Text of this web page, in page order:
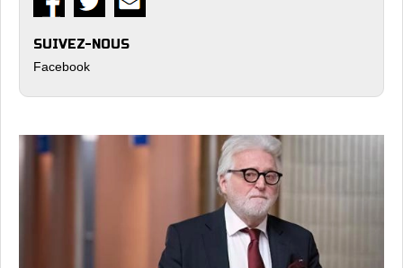
SUIVEZ-NOUS
Facebook